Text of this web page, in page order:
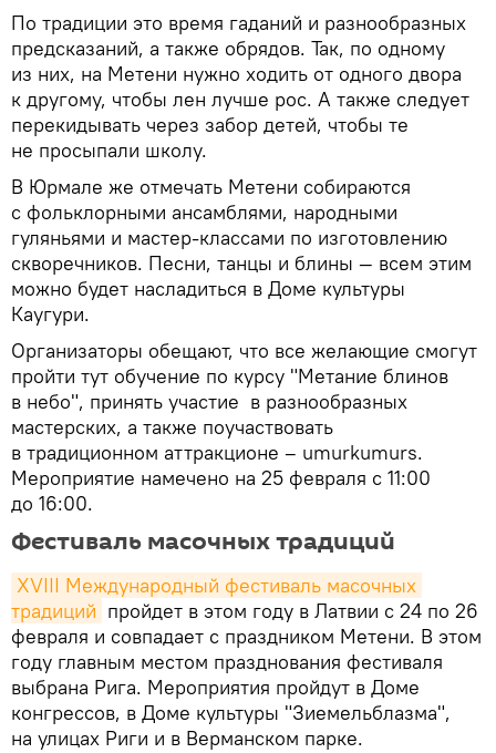
По традиции это время гаданий и разнообразных
предсказаний, а также обрядов. Так, по одному
из них, на Метени нужно ходить от одного двора
к другому, чтобы лен лучше рос. А также следует
перекидывать через забор детей, чтобы те
не просыпали школу.
В Юрмале же отмечать Метени собираются
с фольклорными ансамблями, народными
гуляньями и мастер-классами по изготовлению
скворечников. Песни, танцы и блины — всем этим
можно будет насладиться в Доме культуры
Каугури.
Организаторы обещают, что все желающие смогут
пройти тут обучение по курсу "Метание блинов
в небо", принять участие в разнообразных
мастерских, а также поучаствовать
в традиционном аттракционе – umurkumurs.
Мероприятие намечено на 25 февраля с 11:00
до 16:00.
Фестиваль масочных традиций
XVIII Международный фестиваль масочных
традиций пройдет в этом году в Латвии с 24 по 26
февраля и совпадает с праздником Метени. В этом
году главным местом празднования фестиваля
выбрана Рига. Мероприятия пройдут в Доме
конгрессов, в Доме культуры "Зиемельблазма",
на улицах Риги и в Верманском парке.